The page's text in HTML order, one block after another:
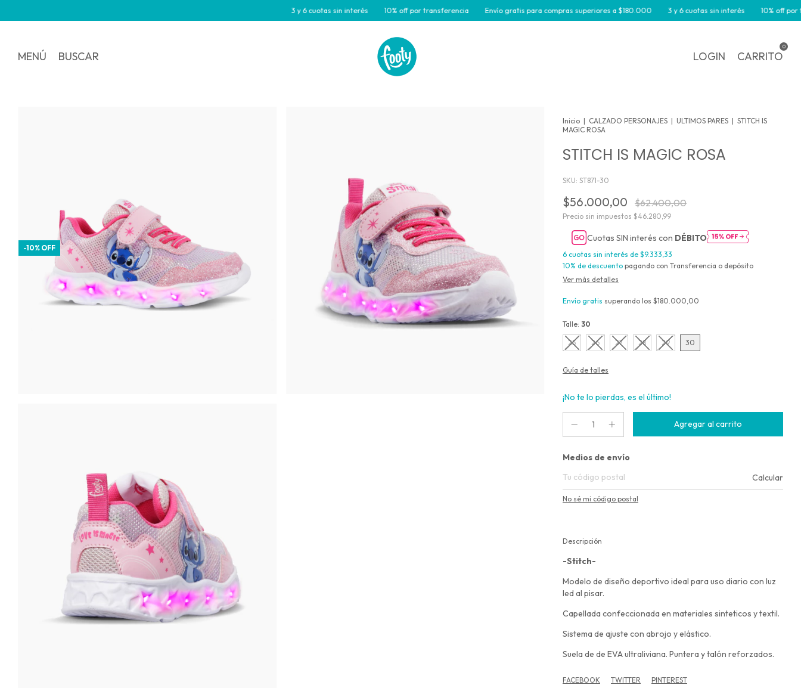
3 y 6 cuotas sin interés 10% off por transferencia Envío gratis para compras superiores a $180.000 3 y 6 cuotas sin interés 10% off por
MENÚ BUSCAR LOGIN CARRITO
0
-10% OFF
Inicio | CALZADO PERSONAJES | ULTIMOS PARES | STITCH IS
MAGIC ROSA
STITCH IS MAGIC ROSA
SKU: ST871-30
$56.000,00 $62.400,00
Precio sin impuestos $46.280,99
Cuotas SIN interés con DÉBITO
6 cuotas sin interés de $9.333,33
10% de descuento pagando con Transferencia o depósito
Ver más detalles
Envío gratis superando los $180.000,00
Talle: 30
25 26 27 28 29 30
Guía de talles
¡No te lo pierdas, es el último!
Entregas para el CP:
Medios de envío
Calcular
No sé mi código postal
Descripción
-Stitch-
Modelo de diseño deportivo ideal para uso diario con luz
led al pisar.
Capellada confeccionada en materiales sinteticos y textil.
Sistema de ajuste con abrojo y elástico.
Suela de de EVA ultraliviana. Puntera y talón reforzados.
FACEBOOK TWITTER PINTEREST